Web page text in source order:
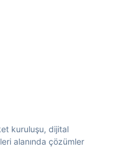
kuruluşu, dijital
alanında çözümler